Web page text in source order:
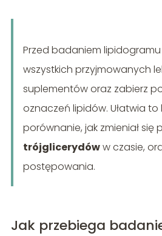
Przed badaniem
wszystkich przyjmowanych
suplementów oraz zabierz
oznaczeń lipidów. Ułatwia to
porównanie, jak zmieniał się
trójglicerydóww czasie,
postępowania.
Jak przebiega